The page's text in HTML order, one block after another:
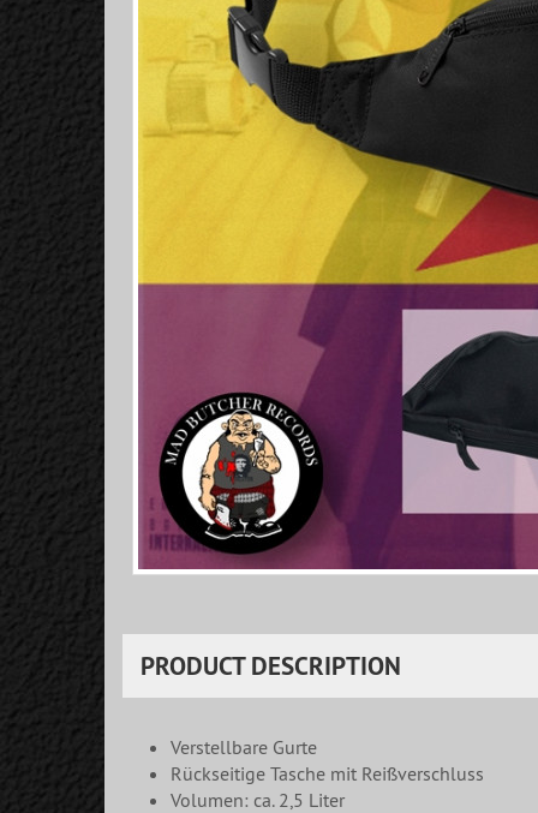
PRODUCT DESCRIPTION
Verstellbare Gurte
Rückseitige Tasche mit Reißverschluss
Volumen: ca. 2,5 Liter